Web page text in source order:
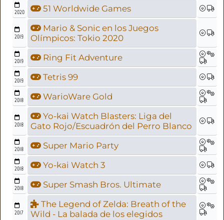
2020 51 Worldwide Games
2019
Mario & Sonic en los Juegos
Olímpicos: Tokio 2020
2019 Ring Fit Adventure
2019 Tetris 99
2018 WarioWare Gold
2018
Yo-kai Watch Blasters: Liga del
Gato Rojo/Escuadrón del Perro Blanco
2018 Super Mario Party
2018 Yo-kai Watch 3
2018 Super Smash Bros. Ultimate
2017
The Legend of Zelda: Breath of the
Wild - La balada de los elegidos